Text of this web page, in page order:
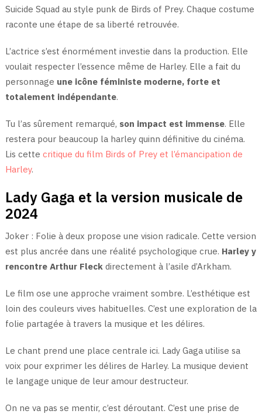
Suicide Squad au style punk de Birds of Prey. Chaque costume
raconte une étape de sa liberté retrouvée.
L’actrice s’est énormément investie dans la production. Elle
voulait respecter l’essence même de Harley. Elle a fait du
personnage une icône féministe moderne, forte et
totalement indépendante.
Tu l’as sûrement remarqué, son impact est immense. Elle
restera pour beaucoup la harley quinn définitive du cinéma.
Lis cette critique du film Birds of Prey et l’émancipation de
Harley.
Lady Gaga et la version musicale de
2024
Joker : Folie à deux propose une vision radicale. Cette version
est plus ancrée dans une réalité psychologique crue. Harley y
rencontre Arthur Fleckdirectement à l’asile d’Arkham.
Le film ose une approche vraiment sombre. L’esthétique est
loin des couleurs vives habituelles. C’est une exploration de la
folie partagée à travers la musique et les délires.
Le chant prend une place centrale ici. Lady Gaga utilise sa
voix pour exprimer les délires de Harley. La musique devient
le langage unique de leur amour destructeur.
On ne va pas se mentir, c’est déroutant. C’est une prise de